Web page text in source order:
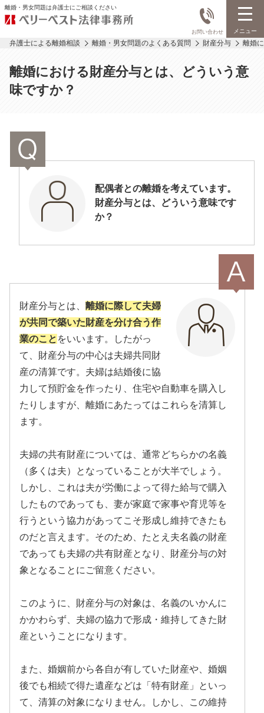
離婚・男女問題は弁護士にご相談ください
お問い合わせ メニュー
弁護士による離婚相談 離婚・男女問題のよくある質問 財産分与 離婚
離婚における財産分与とは、どういう意
味ですか？
配偶者との離婚を考えています。
財産分与とは、どういう意味です
か？
財産分与とは、 離婚に際して夫婦
が共同で築いた財産を分け合う作
業のこと をいいます。したがっ
て、財産分与の中心は夫婦共同財
産の清算です。夫婦は結婚後に協
力して預貯金を作ったり、住宅や自動車を購入し
たりしますが、離婚にあたってはこれらを清算し
ます。
夫婦の共有財産については、通常どちらかの名義
（多くは夫）となっていることが大半でしょう。
しかし、これは夫が労働によって得た給与で購入
したものであっても、妻が家庭で家事や育児等を
行うという協力があってこそ形成し維持できたも
のだと言えます。そのため、たとえ夫名義の財産
であっても夫婦の共有財産となり、財産分与の対
象となることにご留意ください。
このように、財産分与の対象は、名義のいかんに
かかわらず、夫婦の協力で形成・維持してきた財
産ということになります。
また、婚姻前から各自が有していた財産や、婚姻
後でも相続で得た遺産などは「特有財産」といっ
て、清算の対象になりません。しかし、この維持